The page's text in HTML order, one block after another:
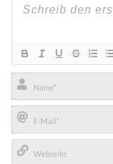
Name*
E-
Mail*